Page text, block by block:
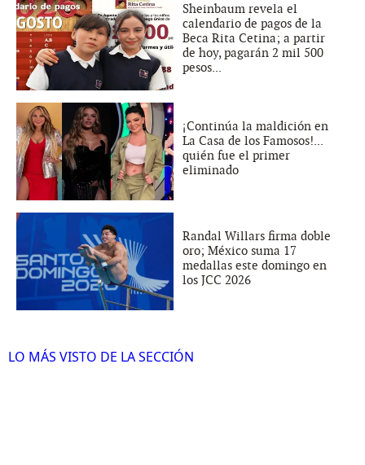
Sheinbaum revela el
calendario de pagos de la
Beca Rita Cetina; a partir
de hoy, pagarán 2 mil 500
pesos...
¡Continúa la maldición en
La Casa de los Famosos!...
quién fue el primer
eliminado
Randal Willars firma doble
oro; México suma 17
medallas este domingo en
los JCC 2026
LO MÁS VISTO DE LA SECCIÓN